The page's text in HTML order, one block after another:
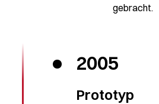
gebracht.
2005
Prototyp